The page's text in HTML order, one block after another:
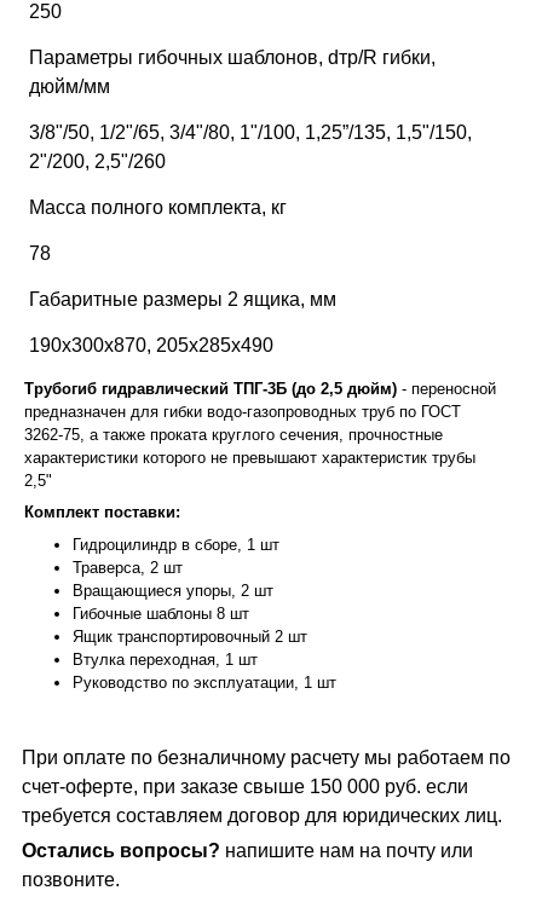
250
Параметры гибочных шаблонов, dтр/R гибки,
дюйм/мм
3/8"/50, 1/2"/65, 3/4"/80, 1"/100, 1,25”/135, 1,5"/150,
2"/200, 2,5"/260
Масса полного комплекта, кг
78
Габаритные размеры 2 ящика, мм
190х300х870, 205х285х490
Трубогиб гидравлический ТПГ-3Б (до 2,5 дюйм) - переносной
предназначен для гибки водо-газопроводных труб по ГОСТ
3262-75, а также проката круглого сечения, прочностные
характеристики которого не превышают характеристик трубы
2,5"
Комплект поставки:
Гидроцилиндр в сборе, 1 шт
Траверса, 2 шт
Вращающиеся упоры, 2 шт
Гибочные шаблоны 8 шт
Ящик транспортировочный 2 шт
Втулка переходная, 1 шт
Руководство по эксплуатации, 1 шт
При оплате по безналичному расчету мы работаем по
счет-оферте, при заказе свыше 150 000 руб. если
требуется составляем договор для юридических лиц.
Остались вопросы? напишите нам на почту или
позвоните.